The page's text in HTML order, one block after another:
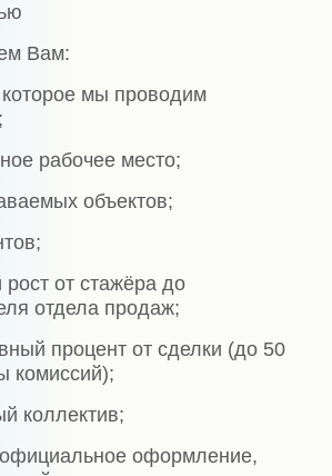
Вам:
мы проводим
рабочее место;
объектов;
от стажёра до
отдела продаж;
процент от сделки (до 50
комиссий);
коллектив;
оформление,